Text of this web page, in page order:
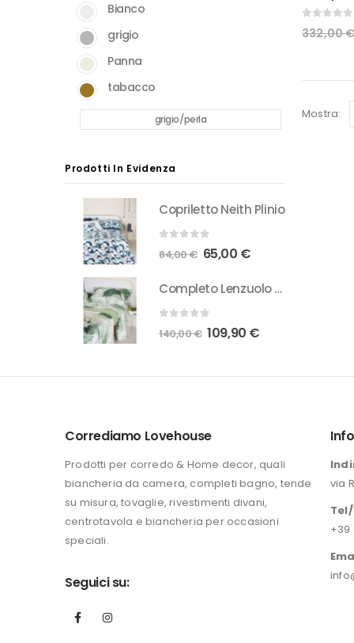
332,00
Mostra:
Bianco
grigio
Panna
tabacco
grigio/perla
Prodotti In Evidenza
Copriletto Neith Plinio
84,00€ Il
originale
era:
84,00 €.
65,00 €Il
attuale
65,00 €.
Completo Lenzuolo Neith Reda
140,00€ Il
originale
109,90 €Il
attuale
Corrediamo Lovehouse
Prodotti per corredo & Home decor, quali
biancheria da camera, completi bagno, tende
su misura, tovaglie, rivestimenti divani,
centrotavola e biancheria per occasioni
speciali.
Seguici su:
Info
via
+39